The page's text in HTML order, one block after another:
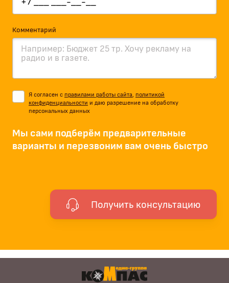
Комментарий
Я согласен с правилами работы сайта
политикой
конфиденциальности и даю разрешение на обработку
персональных данных
Мы сами подберём предварительные
варианты и перезвоним вам очень быстро
Получить консультацию